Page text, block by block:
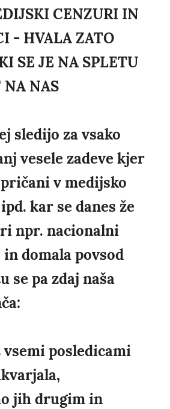
CENZURI IN
- HVALA ZATO
SE JE NA SPLETU
NA NAS
sledijo za vsako
vesele zadeve kjer
v medijsko
kar se danes že
npr. nacionalni
domala povsod
se pa zdaj naša
posledicami
jih drugim in